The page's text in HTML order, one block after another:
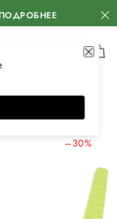
ПОДРОБНЕЕ
–30%